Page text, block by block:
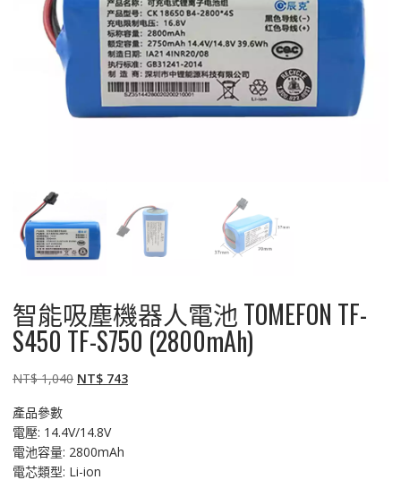
智能吸塵機器人電池 TOMEFON TF-
S450 TF-S750 (2800mAh)
NT$1,040 原
格：
NT$ 1,040。
NT$743目
產品參數
電壓: 14.4V/14.8V
電池容量: 2800mAh
電芯類型: Li-ion